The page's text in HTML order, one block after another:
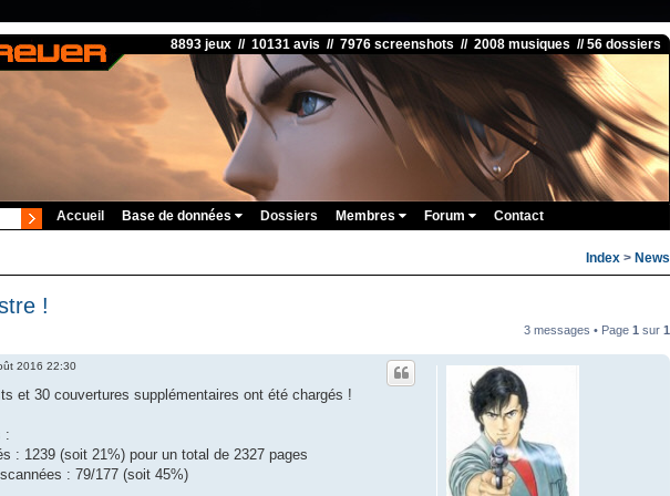
8893 jeux // 10131 avis // 7976 screenshots // 2008 musiques // 56 dossiers
Accueil Base de données Dossiers Membres Forum Contact
Index > News
!
3 messages • Page 1 sur 1
2016 22:30
et 30 couvertures supplémentaires ont été chargés !
:
: 1239 (soit 21%) pour un total de 2327 pages
: 79/177 (soit 45%)